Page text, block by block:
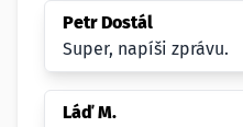
Petr Dostál
Super, napíši zprávu.
Láď M.